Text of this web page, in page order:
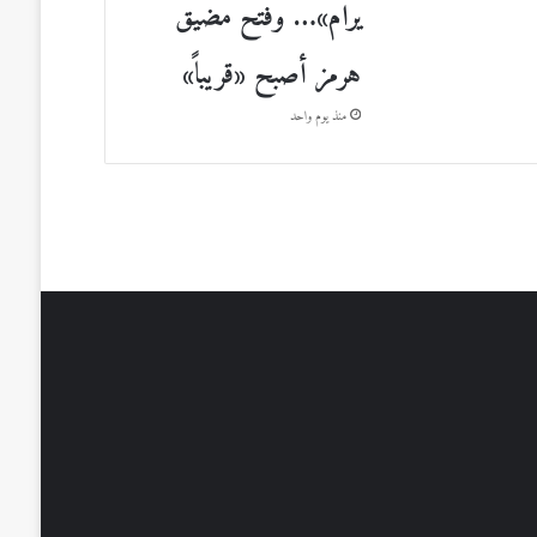
يرام»… وفتح مضيق
هرمز أصبح «قريباً»
منذ يوم واحد